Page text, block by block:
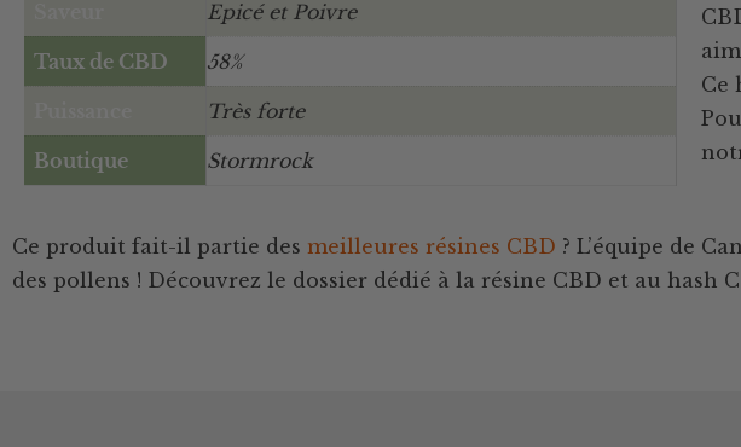
Epicé et Poivre
Taux de CBD 58%
Très forte
Boutique Stormrock
Ce
Ce produit fait-il partie des meilleures résines CBD ? L’équipe de
des pollens ! Découvrez le dossier dédié à la résine CBD et au hash